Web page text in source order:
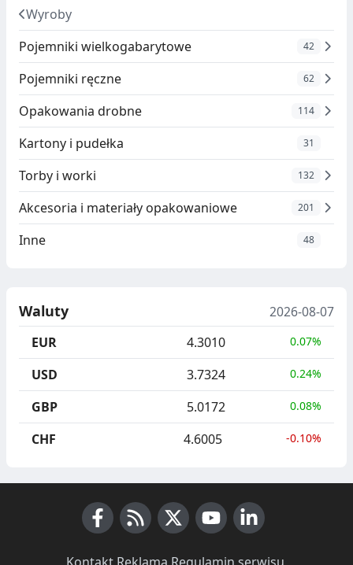
Wyroby
Pojemniki wielkogabarytowe
42
Pojemniki ręczne 62
Opakowania drobne 114
Kartony i pudełka 31
Torby i worki 132
Akcesoria i materiały opakowaniowe 201
Inne 48
Waluty
2026-08-07
EUR
4.3010 0.07%
USD 3.7324 0.24%
GBP 5.0172 0.08%
CHF 4.6005 -0.10%